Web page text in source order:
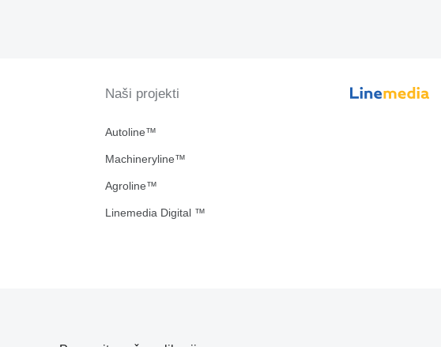
Naši projekti
Autoline™
Machineryline™
Agroline™
Linemedia Digital ™